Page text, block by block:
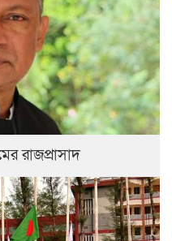
রাজপ্রাসাদ